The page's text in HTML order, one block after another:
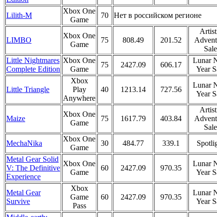
Lilith-M
Xbox One
Game
70 Нет в российском регионе
LIMBO
Xbox One
Game
75 808.49 201.52
Sale
Little Nightmares
Complete Edition
Xbox One
Game
75 2427.09 606.17
Lunar
Year
Little Triangle
Xbox
Play
Anywhere
40 1213.14 727.56
Lunar
Year
Maize
Xbox One
Game
75 1617.79 403.84
Sale
MechaNika
Xbox One
Game
30 484.77 339.1
Metal Gear Solid
V: The Definitive
Experience
Xbox One
Game
60 2427.09 970.35
Lunar
Year
Metal Gear
Survive
Xbox
Game
Pass
60 2427.09 970.35
Lunar
Year